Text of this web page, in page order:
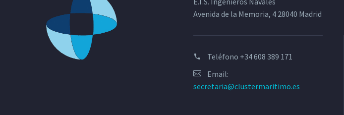
Avenida de la Memoria, 4 28040 Madrid
Teléfono +34 608 389 171
Email:
secretaria@clustermaritimo.es